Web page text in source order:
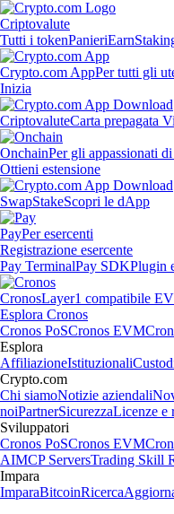
Criptovalute
Tutti i tokenPanieriEarn
Crypto.com AppPer tutti gli
Inizia
CriptovaluteCarta prepagata
OnchainPer gli appassionati
Ottieni estensione
SwapStakeScopri le dApp
PayPer esercenti
Registrazione esercente
Pay TerminalPay SDKPlugin
CronosLayer1 compatibile
Esplora Cronos
Cronos PoSCronos EVM
Esplora
AffiliazioneIstituzionali
Crypto.com
Chi siamoNotizie aziendali
noiPartnerSicurezzaLicenze e
Sviluppatori
Cronos PoSCronos EVM
AIMCP ServersTrading Skill
Impara
ImparaBitcoinRicerca